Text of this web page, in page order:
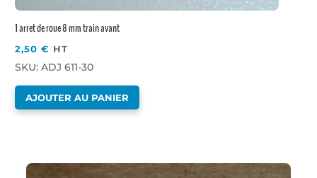
1 arret de roue 8 mm train avant
2,50€ HT
SKU: ADJ 611-30
AJOUTER AU PANIER